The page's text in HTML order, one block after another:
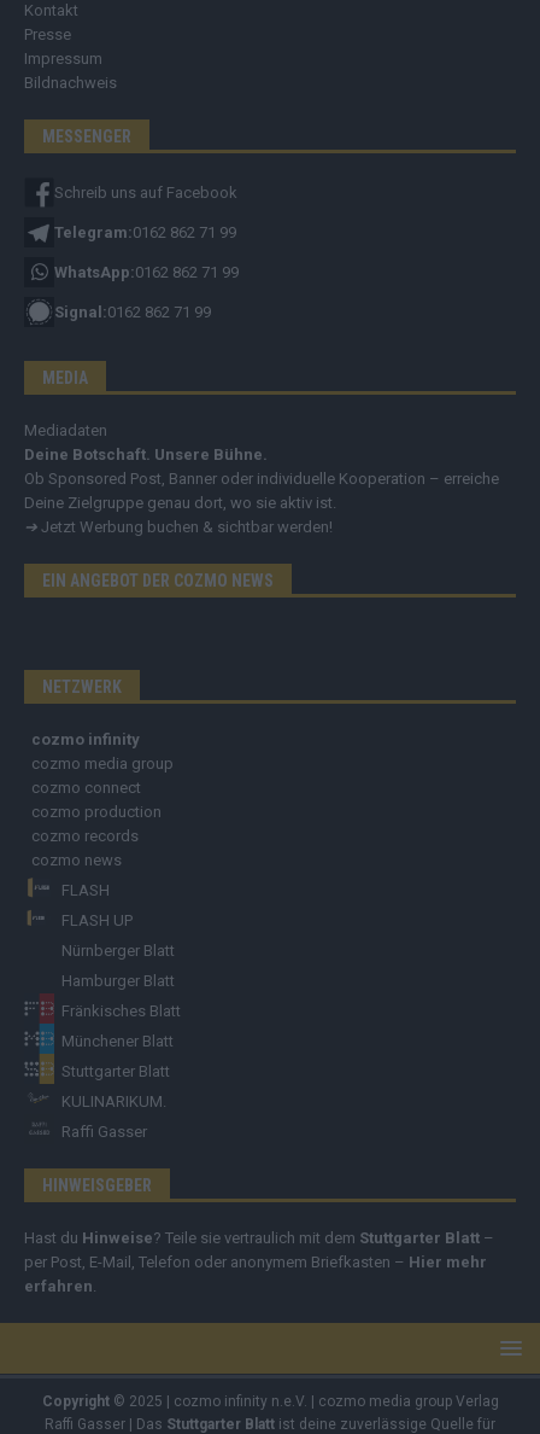
Kontakt
Presse
Impressum
Bildnachweis
MESSENGER
Schreib uns auf Facebook
Telegram:0162 862 71 99
WhatsApp:0162 862 71 99
Signal:0162 862 71 99
MEDIA
Mediadaten
Deine Botschaft. Unsere Bühne.
Ob Sponsored Post, Banner oder individuelle Kooperation – erreiche
Deine Zielgruppe genau dort, wo sie aktiv ist.
➔ Jetzt Werbung buchen & sichtbar werden!
EIN ANGEBOT DER COZMO NEWS
NETZWERK
cozmo infinity
cozmo media group
cozmo connect
cozmo production
cozmo records
cozmo news
FLASH
FLASH UP
Nürnberger Blatt
Hamburger Blatt
Fränkisches Blatt
Münchener Blatt
Stuttgarter Blatt
KULINARIKUM.
Raffi Gasser
HINWEISGEBER
Hast du Hinweise? Teile sie vertraulich mit dem Stuttgarter Blatt –
per Post, E-Mail, Telefon oder anonymem Briefkasten – Hier mehr
erfahren.
Copyright© 2025 | cozmo infinity n.e.V. | cozmo media group Verlag
Raffi Gasser | Das Stuttgarter Blatt ist deine zuverlässige Quelle für